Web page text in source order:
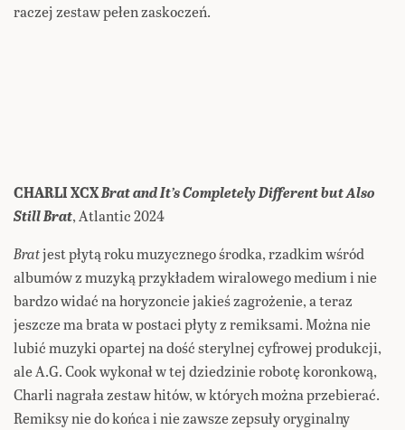
raczej zestaw pełen zaskoczeń.
CHARLI XCXBrat and It’s Completely Different but Also
Still Brat, Atlantic 2024
Bratjest płytą roku muzycznego środka, rzadkim wśród
albumów z muzyką przykładem wiralowego medium i nie
bardzo widać na horyzoncie jakieś zagrożenie, a teraz
jeszcze ma brata w postaci płyty z remiksami. Można nie
lubić muzyki opartej na dość sterylnej cyfrowej produkcji,
ale A.G. Cook wykonał w tej dziedzinie robotę koronkową,
Charli nagrała zestaw hitów, w których można przebierać.
Remiksy nie do końca i nie zawsze zepsuły oryginalny